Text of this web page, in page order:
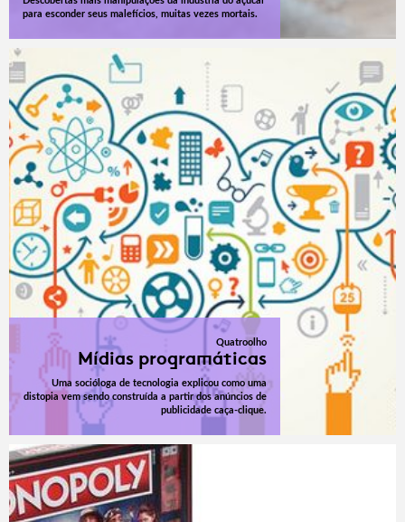
para esconder seus malefícios, muitas vezes mortais.
Quatroolho
Mídias programáticas
Uma socióloga de tecnologia explicou como uma
distopia vem sendo construída a partir dos anúncios de
publicidade caça-clique.